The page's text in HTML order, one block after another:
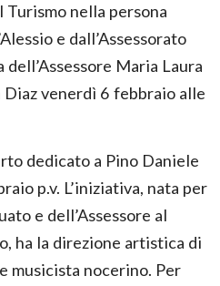
Turismo nella persona
e dall’Assessorato
Maria Laura
Diaz venerdì 6 febbraio alle
dedicato a Pino Daniele
p.v. L’iniziativa, nata per
e dell’Assessore al
ha la direzione artistica di
musicista nocerino. Per